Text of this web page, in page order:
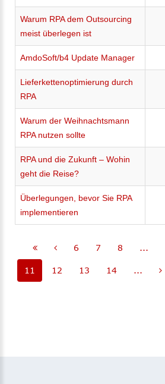
Warum RPA dem Outsourcing
meist überlegen ist
AmdoSoft/b4 Update Manager
Lieferkettenoptimierung durch
RPA
Warum der Weihnachtsmann
RPA nutzen sollte
RPA und die Zukunft – Wohin
geht die Reise?
Überlegungen, bevor Sie RPA
implementieren
6 7 8 ...
11 12 13 14 ...